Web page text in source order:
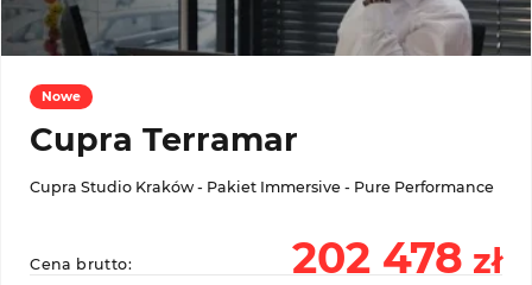
Nowe
Cupra Terramar
Cupra Studio Kraków - Pakiet Immersive - Pure Performance
Cena brutto: 202 478 zł